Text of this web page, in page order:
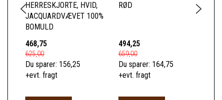
HERRESKJORTE, HVID,
JACQUARDVÆVET 100%
BOMULD
468,75
625,00
Du sparer: 156,25
+evt. fragt
RØD
494,25
659,00
Du sparer: 164,75
+evt. fragt